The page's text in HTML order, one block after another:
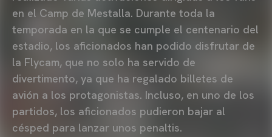
en el Camp de Mestalla. Durante toda la
temporada en la que se cumple el centenario del
estadio, los aficionados han podido disfrutar de
la Flycam, que no solo ha servido de
divertimento, ya que ha regalado billetes de
avión a los protagonistas. Incluso, en uno de los
partidos, los aficionados pudieron bajar al
césped para lanzar unos penaltis.